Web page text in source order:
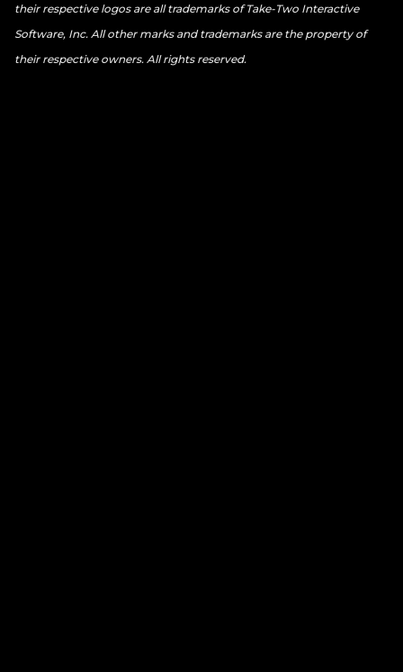
their respective logos are all trademarks of Take-Two Interactive
Software, Inc. All other marks and trademarks are the property of
their respective owners. All rights reserved.